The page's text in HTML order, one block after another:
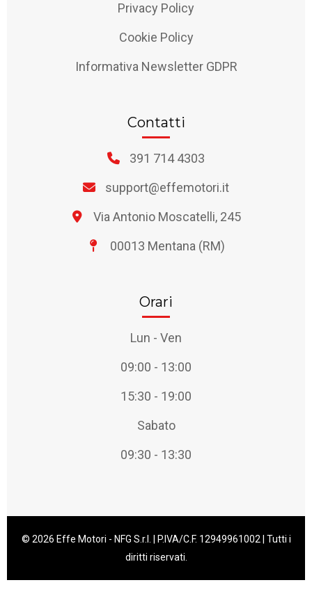
Privacy Policy
Cookie Policy
Informativa Newsletter GDPR
Contatti
391 714 4303
support@effemotori.it
Via Antonio Moscatelli, 245
00013 Mentana (RM)
Orari
Lun - Ven
09:00 - 13:00
15:30 - 19:00
Sabato
09:30 - 13:30
© 2026 Effe Motori - NFG S.r.l. | P.IVA/C.F. 12949961002 | Tutti i
diritti riservati.